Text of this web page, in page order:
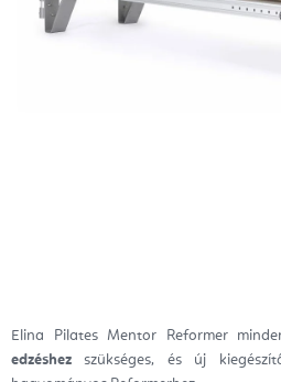
Elina Pilates Mentor Reformer
edzéshez szükséges, és új